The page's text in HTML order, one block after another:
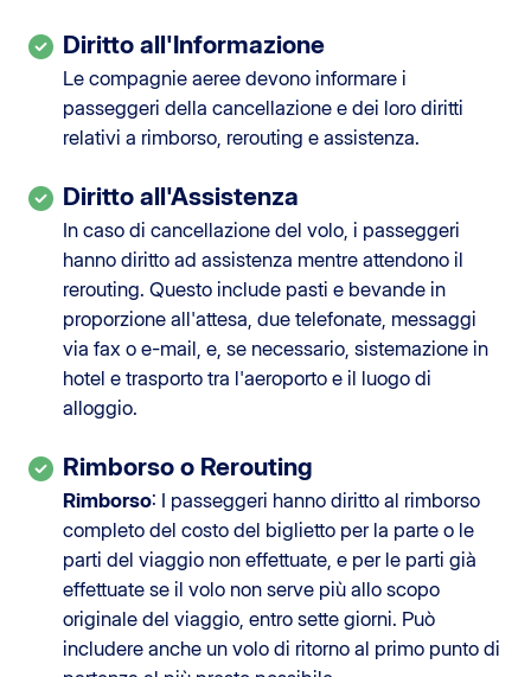
Diritto all'Informazione
Le compagnie aeree devono informare i
passeggeri della cancellazione e dei loro diritti
relativi a rimborso, rerouting e assistenza.
Diritto all'Assistenza
In caso di cancellazione del volo, i passeggeri
hanno diritto ad assistenza mentre attendono il
rerouting. Questo include pasti e bevande in
proporzione all'attesa, due telefonate, messaggi
via fax o e-mail, e, se necessario, sistemazione in
hotel e trasporto tra l'aeroporto e il luogo di
alloggio.
Rimborso o Rerouting
Rimborso: I passeggeri hanno diritto al rimborso
completo del costo del biglietto per la parte o le
parti del viaggio non effettuate, e per le parti già
effettuate se il volo non serve più allo scopo
originale del viaggio, entro sette giorni. Può
includere anche un volo di ritorno al primo punto di